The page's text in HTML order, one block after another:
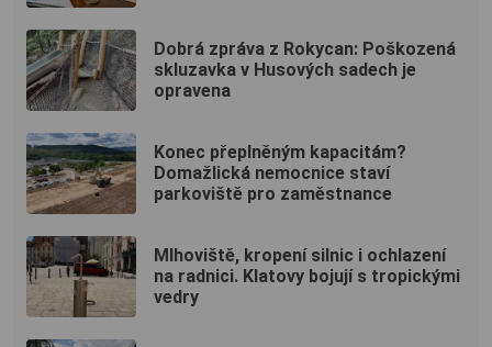
Dobrá zpráva z Rokycan: Poškozená
skluzavka v Husových sadech je
opravena
Konec přeplněným kapacitám?
Domažlická nemocnice staví
parkoviště pro zaměstnance
Mlhoviště, kropení silnic i ochlazení
na radnici. Klatovy bojují s tropickými
vedry